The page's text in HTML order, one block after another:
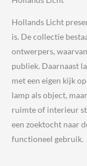
Hollands Licht
is. De collectie
ontwerpers,
publiek. Daarnaast
met een eigen kijk
lamp als object,
ruimte of interieur
een zoektocht naar
functioneel gebruik.